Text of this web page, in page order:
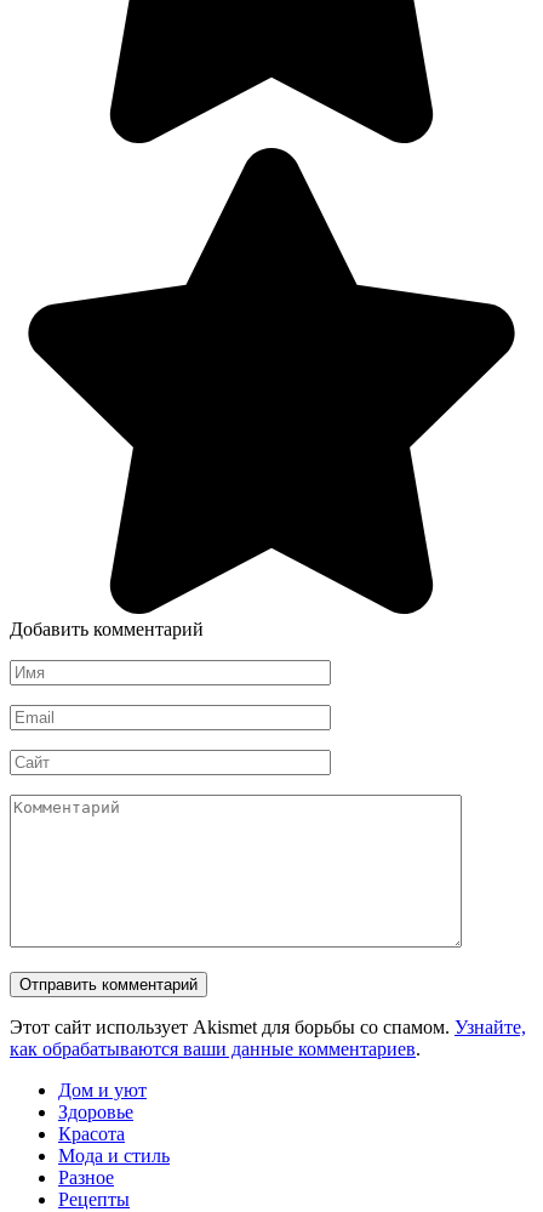
Добавить комментарий
Имя
*
Email
*
Сайт
Комментарий
Этот сайт использует Akismet для борьбы со спамом. Узнайте,
как обрабатываются ваши данные комментариев.
Дом и уют
Здоровье
Красота
Мода и стиль
Разное
Рецепты